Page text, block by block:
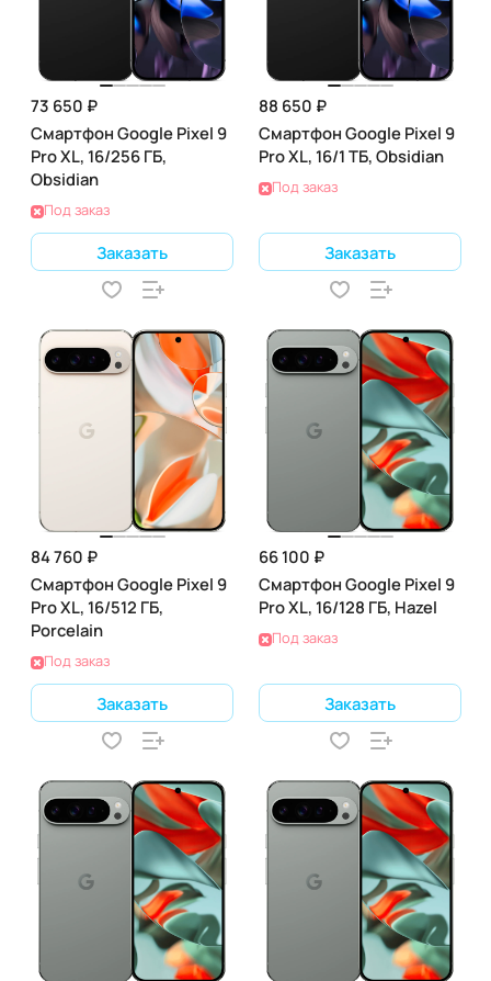
73 650 ₽
Смартфон Google Pixel 9
Pro XL, 16/256 ГБ,
Obsidian
Под заказ
Заказать
88 650 ₽
Смартфон Google Pixel 9
Pro XL, 16/1 ТБ, Obsidian
Под заказ
Заказать
84 760 ₽
Смартфон Google Pixel 9
Pro XL, 16/512 ГБ,
Porcelain
Под заказ
Заказать
66 100 ₽
Смартфон Google Pixel 9
Pro XL, 16/128 ГБ, Hazel
Под заказ
Заказать